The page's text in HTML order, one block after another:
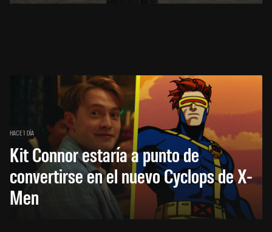
HACE 1 DÍA
Kit Connor estaría a punto de
convertirse en el nuevo Cyclops de X-
Men